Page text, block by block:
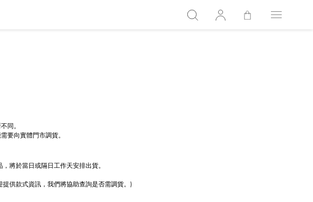
同。
要向實體門市調貨。
將於當日或隔日工作天安排出貨。
供款式資訊，我們將協助查詢是否需調貨。)